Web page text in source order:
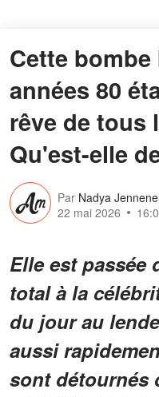
Cette
années 80
rêve de tous
Qu'est-elle
Par Nadya Jennene
22 mai 2026
Elle est passée
total à la
du jour au
aussi
sont détournés